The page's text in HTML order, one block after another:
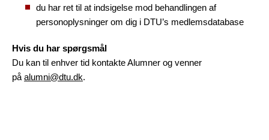
du har ret til at indsigelse mod behandlingen af
personoplysninger om dig i DTU’s medlemsdatabase
Hvis du har spørgsmål
Du kan til enhver tid kontakte Alumner og venner
på alumni@dtu.dk.